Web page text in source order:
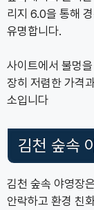
리지 6.0을 통해
유명합니다.
사이트에서 불멍
장히 저렴한 가격
소입니다
김천 숲속
김천 숲속 야영장
안락하고 환경 친